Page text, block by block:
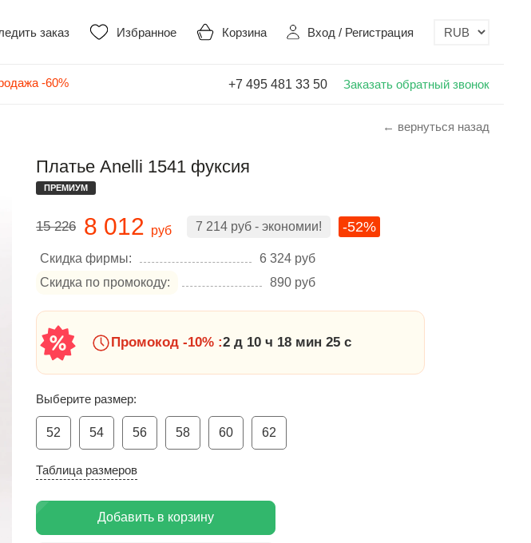
заказ Избранное Корзина Вход / Регистрация
-60% +7 495 481 33 50 Заказать обратный звонок
← вернуться назад
Платье Anelli 1541 фуксия
ПРЕМИУМ
15 226 8 012 руб 7 214 руб - экономии! -52%
Скидка фирмы: 6 324 руб
Скидка по промокоду:
890 руб
Промокод -10% :2 д 10 ч 18 мин 24 с
Выберите размер:
52 54 56 58 60 62
Таблица размеров
Добавить в корзину